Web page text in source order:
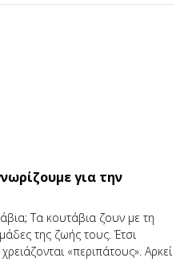
για την
Τα κουτάβια ζουν με τη
της ζωής τους. Έτσι
«περιπάτους». Αρκεί